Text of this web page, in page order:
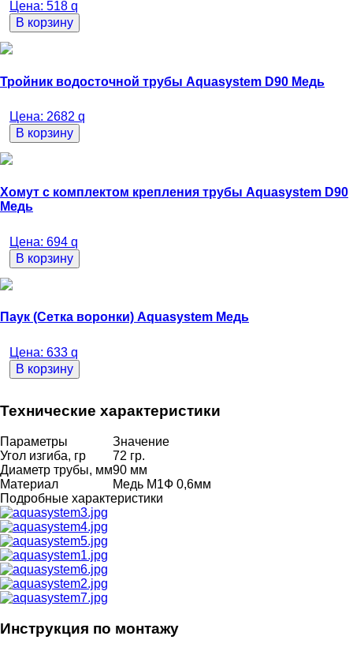
Цена: 518 q
В корзину
Тройник водосточной трубы Aquasystem D90 Медь
Цена: 2682 q
В корзину
Хомут с комплектом крепления трубы Aquasystem D90
Медь
Цена: 694 q
В корзину
Паук (Сетка воронки) Aquasystem Медь
Цена: 633 q
В корзину
Технические характеристики
Параметры
Значение
Угол изгиба, гр
72 гр.
Диаметр трубы, мм90 мм
Материал
Медь М1Ф 0,6мм
Подробные характеристики
Инструкция по монтажу